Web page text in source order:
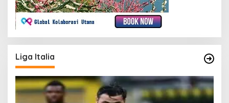
Liga Italia